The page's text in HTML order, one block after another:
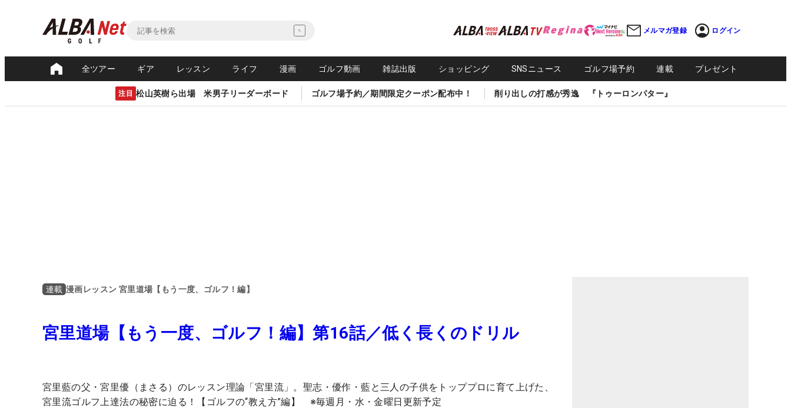
メルマガ登録 ログイン
全ツアー ギア レッスン ライフ 漫画 ゴルフ動画 雑誌出版 ショッピング SNSニュース ゴルフ場予約 連載 プレゼント
注目 松山英樹ら出場 米男子リーダーボード ゴルフ場予約／期間限定クーポン配布中！ 削り出しの打感が秀逸 『トゥーロンパター』
連載 漫画レッスン 宮里道場【もう一度、ゴルフ！編】
宮里道場【もう一度、ゴルフ！編】第16話／低く長くのドリル
宮里藍の父・宮里優（まさる）のレッスン理論「宮里流」。聖志・優作・藍と三人の子供をトッププロに育て上げた、
宮里流ゴルフ上達法の秘密に迫る！【ゴルフの“教え方”編】 ※毎週月・水・金曜日更新予定